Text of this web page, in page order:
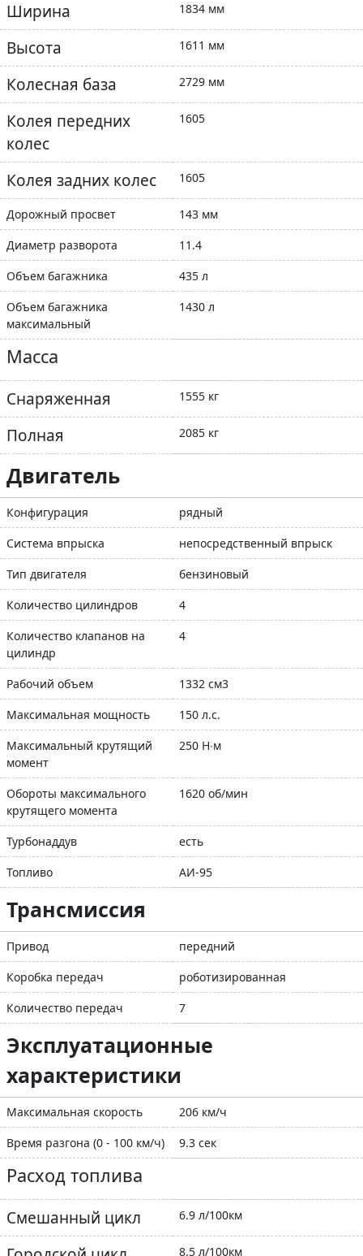
Ширина 1834 мм
Высота 1611 мм
Колесная база 2729 мм
Колея передних
колес
1605
Колея задних колес 1605
Дорожный просвет
143 мм
Диаметр разворота
11.4
Объем багажника
435 л
Объем багажника
максимальный
1430 л
Масса
Снаряженная 1555 кг
Полная 2085 кг
Двигатель
Конфигурация
рядный
Система впрыска
непосредственный впрыск
Тип двигателя
бензиновый
Количество цилиндров
4
Количество клапанов на
цилиндр
4
Рабочий объем
1332 см3
Максимальная мощность
150 л.с.
Максимальный крутящий
момент
250 Н∙м
Обороты максимального
крутящего момента
1620 об/мин
Турбонаддув
есть
Топливо
АИ-95
Трансмиссия
Привод
передний
Коробка передач
роботизированная
Количество передач
7
Эксплуатационные
характеристики
Максимальная скорость
206 км/ч
Время разгона (0 - 100 км/ч)
9.3 сек
Расход топлива
Смешанный цикл 6.9 л/100км
8.5 л/100км